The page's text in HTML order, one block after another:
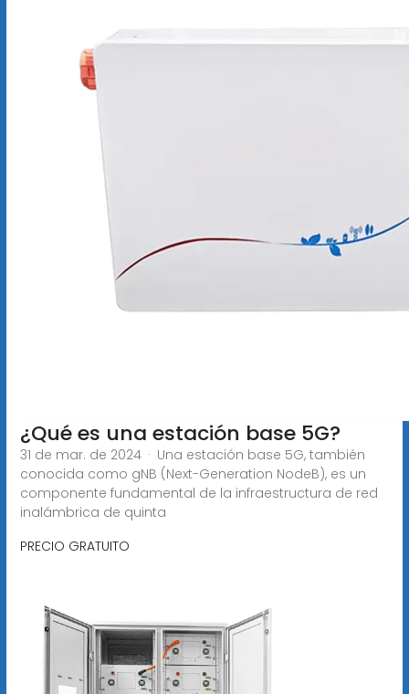
¿Qué es una estación base 5G?
31 de mar. de 2024 · Una estación base 5G, también
conocida como gNB (Next-Generation NodeB), es un
componente fundamental de la infraestructura de red
inalámbrica de quinta
PRECIO GRATUITO